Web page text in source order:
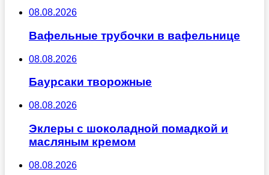
08.08.2026
Вафельные трубочки в вафельнице
08.08.2026
Баурсаки творожные
08.08.2026
Эклеры с шоколадной помадкой и
масляным кремом
08.08.2026